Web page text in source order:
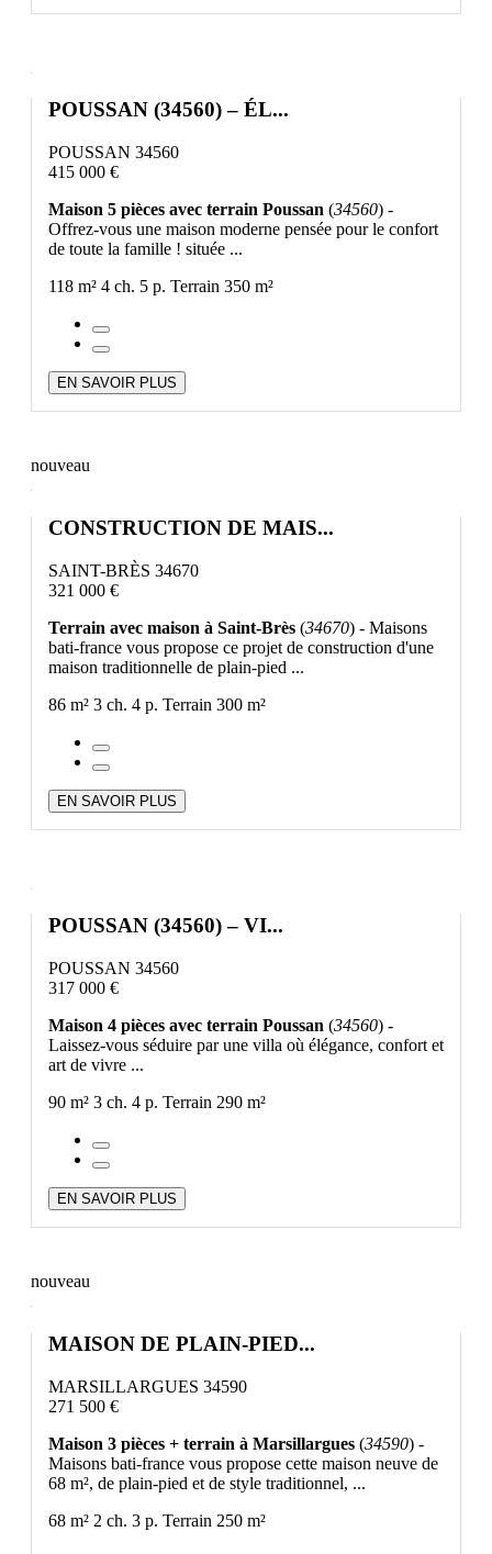
POUSSAN (34560) – ÉL...
POUSSAN 34560
415 000 €
Maison 5 pièces avec terrain Poussan (34560) -
Offrez-vous une maison moderne pensée pour le confort
de toute la famille ! située ...
118 m² 4 ch. 5 p. Terrain 350 m²
EN SAVOIR PLUS
nouveau
CONSTRUCTION DE MAIS...
SAINT-BRÈS 34670
321 000 €
Terrain avec maison à Saint-Brès (34670) - Maisons
bati-france vous propose ce projet de construction d'une
maison traditionnelle de plain-pied ...
86 m² 3 ch. 4 p. Terrain 300 m²
EN SAVOIR PLUS
POUSSAN (34560) – VI...
POUSSAN 34560
317 000 €
Maison 4 pièces avec terrain Poussan (34560) -
Laissez-vous séduire par une villa où élégance, confort et
art de vivre ...
90 m² 3 ch. 4 p. Terrain 290 m²
EN SAVOIR PLUS
nouveau
MAISON DE PLAIN-PIED...
MARSILLARGUES 34590
271 500 €
Maison 3 pièces + terrain à Marsillargues (34590) -
Maisons bati-france vous propose cette maison neuve de
68 m², de plain-pied et de style traditionnel, ...
68 m² 2 ch. 3 p. Terrain 250 m²